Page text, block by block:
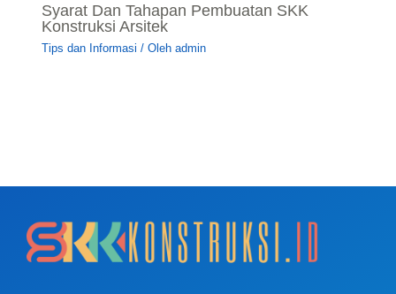
Syarat Dan Tahapan Pembuatan SKK
Konstruksi Arsitek
Tips dan Informasi / Olehadmin